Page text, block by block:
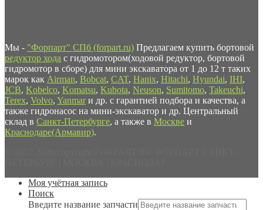
Мы - "Форпарт" СПб (forpart.ru) Предлагаем купить бортовой
редуктор хода с гидромотором(ходовой редуктор, бортовой
гидромотор в сборе) для мини экскаватора от 1 до 12 т таких
марок как Airman, Bobcat, CAT, Hanix, Hitachi, Hyundai, IHI,
JCB, Kobelco, Komatsu, Kubota, Neuson, Sumitomo, Takeuchi,
Terex, Volvo, Yanmar и др. с гарантией подбора и качества, а
также гидронасос на мини-экскаватор и др. Центральный
склад в Санкт-Петербурге, а также в Москве и
Краснодаре(Армавир).
Моя учётная запись
Поиск
Введите название запчасти